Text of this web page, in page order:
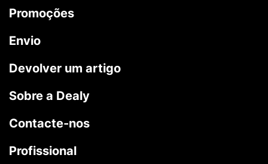
Promoções
Envio
Devolver um artigo
Sobre a Dealy
Contacte-nos
Profissional